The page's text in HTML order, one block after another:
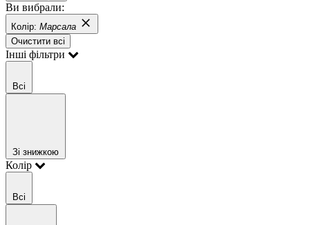
Ви вибрали:
Колір: Марсала
Очистити всі
Інші фільтри
Всі
Зі знижкою
Колір
Всі